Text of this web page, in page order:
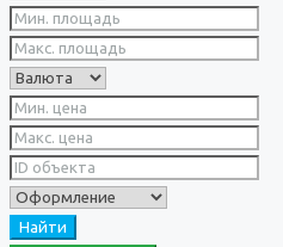
Найти